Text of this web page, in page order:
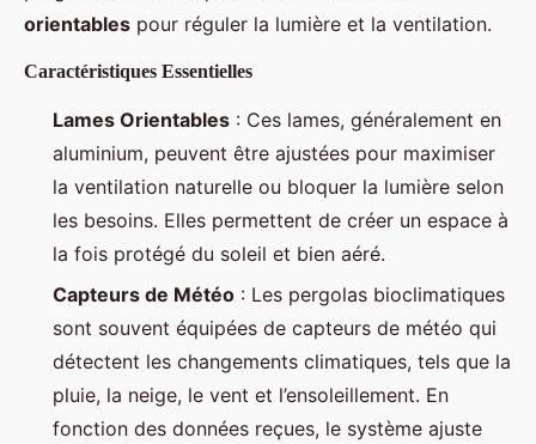
orientables pour réguler la lumière et la ventilation.
Caractéristiques Essentielles
Lames Orientables : Ces lames, généralement en
aluminium, peuvent être ajustées pour maximiser
la ventilation naturelle ou bloquer la lumière selon
les besoins. Elles permettent de créer un espace à
la fois protégé du soleil et bien aéré.
Capteurs de Météo : Les pergolas bioclimatiques
sont souvent équipées de capteurs de météo qui
détectent les changements climatiques, tels que la
pluie, la neige, le vent et l’ensoleillement. En
fonction des données reçues, le système ajuste